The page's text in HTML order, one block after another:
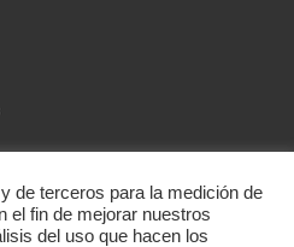
de terceros para la medición de
el fin de mejorar nuestros
del uso que hacen los